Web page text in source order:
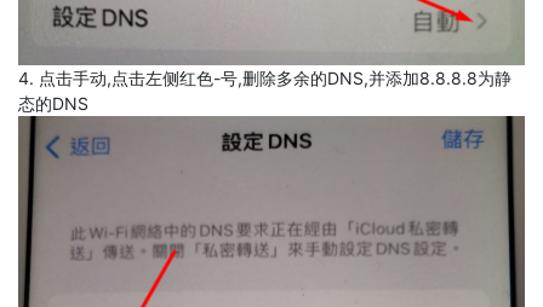
4. 点击手动,点击左侧红色-号,删除多余的DNS,并添加8.8.8.8为静
态的DNS